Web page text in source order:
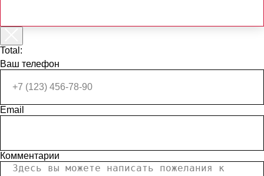
Total:
Ваш телефон
Email
Комментарии